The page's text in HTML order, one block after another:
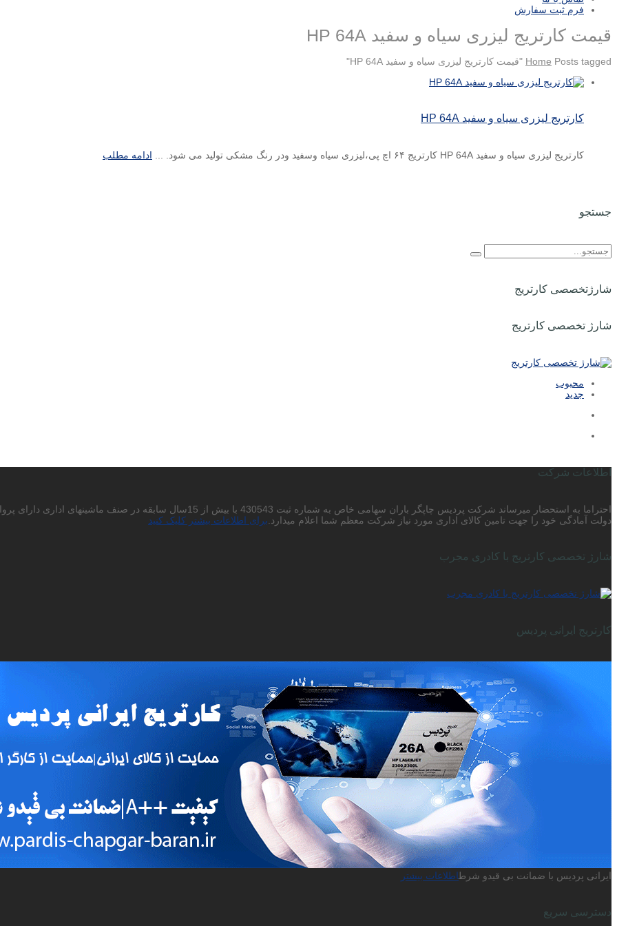
فرم ثبت سفارش
قیمت کارتریج لیزری سیاه و سفید HP 64A
Home Posts tagged "قیمت کارتریج لیزری سیاه و سفید HP 64A"
کارتریج لیزری سیاه و سفید HP 64A
کارتریج لیزری سیاه و سفید HP 64A کارتریج ۶۴ اچ پی،لیزری سیاه وسفید ودر رنگ مشکی تولید می شود. ... ادامه مطلب
جستجو
شارژتخصصی کارتریج
شارژ تخصصی کارتریج
محبوب
جدید
اطلاعات شرکت
احتراما به استحضار میرساند شرکت پردیس چاپگر باران سهامی خاص به شماره ثبت
دولت آمادگی خود را جهت تامین کالای اداری مورد نیاز شرکت معظم شما اعلام میدارد. برای اطلاعات بیشتر کلیک کنید
شارژ تخصصی کارتریج با کادری مجرب
کارتریج ایرانی پردیس
ایرانی پردیس با ضمانت بی قیدو شرطاطلاعات بیشتر
دسترسی سریع